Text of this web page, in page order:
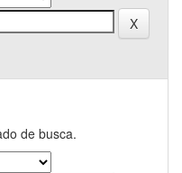
de busca.